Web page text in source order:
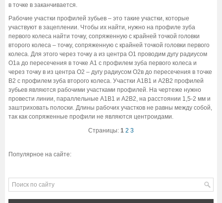
в точке в заканчивается.
Рабочие участки профилей зубьев – это такие участки, которые
участвуют в зацеплении. Чтобы их найти, нужно на профиле зуба
первого колеса найти точку, сопряженную с крайней точкой головки
второго колеса – точку, сопряженную с крайней точкой головки первого
колеса. Для этого через точку а из центра О1 проводим дугу радиусом
О1а до пересечения в точке А1 с профилем зуба первого колеса и
через точку в из центра О2 – дугу радиусом О2в до пересечения в точке
В2 с профилем зуба второго колеса. Участки А1В1 и А2В2 профилей
зубьев являются рабочими участками профилей. На чертеже нужно
провести линии, параллельные А1В1 и А2В2, на расстоянии 1,5-2 мм и
заштриховать полоски. Длины рабочих участков не равны между собой,
так как сопряженные профили не являются центроидами.
Страницы: 1 2 3
Популярное на сайте: